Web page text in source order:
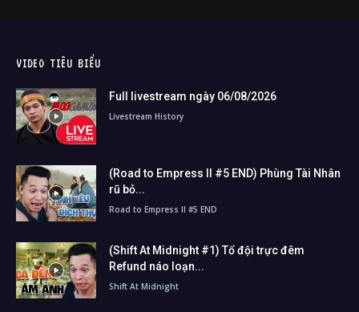
VIDEO TIÊU BIỂU
Full livestream ngày 06/08/2026
Livestream History
(Road to Empress II #5 END) Phùng Tài Nhân
rũ bỏ...
Road to Empress II #5 END
(Shift At Midnight #1) Tổ đội trực đêm
Refund náo loạn...
Shift At Midnight